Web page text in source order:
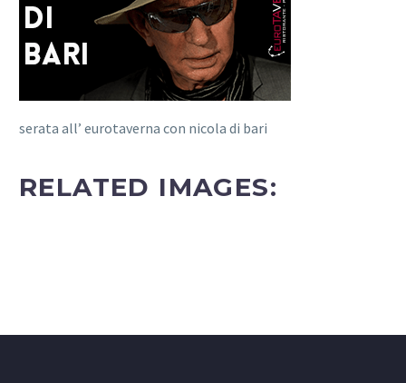
serata all’ eurotaverna con nicola di bari
RELATED IMAGES: